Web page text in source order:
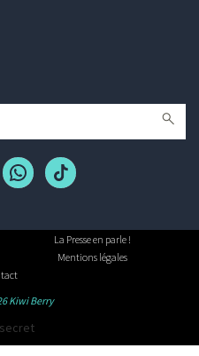
La Presse en parle !
Mentions légales
Kiwi Berry